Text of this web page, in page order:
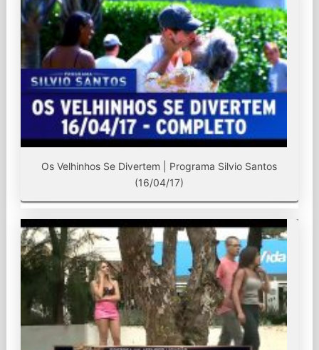
Os Velhinhos Se Divertem | Programa Silvio Santos
(16/04/17)